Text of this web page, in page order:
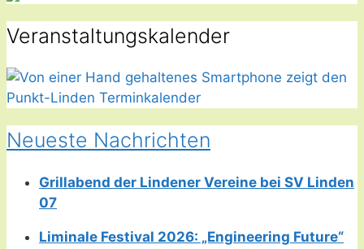
Veranstaltungskalender
Neueste Nachrichten
Grillabend der Lindener Vereine bei SV Linden
07
Liminale Festival 2026: „Engineering Future“